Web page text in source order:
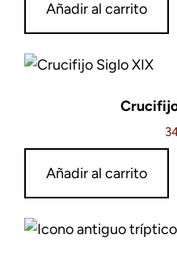
Añadir al carrito
Añadir al carrito